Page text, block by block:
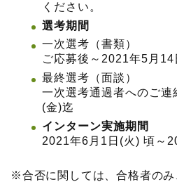
ください。
選考期間
一次選考（書類）
ご応募後～2021年5月14
最終選考（面談）
一次選考通過者へのご連
(金)迄
インターン実施期間
2021年6月1日(火) 頃～
※合否に関しては、合格者の